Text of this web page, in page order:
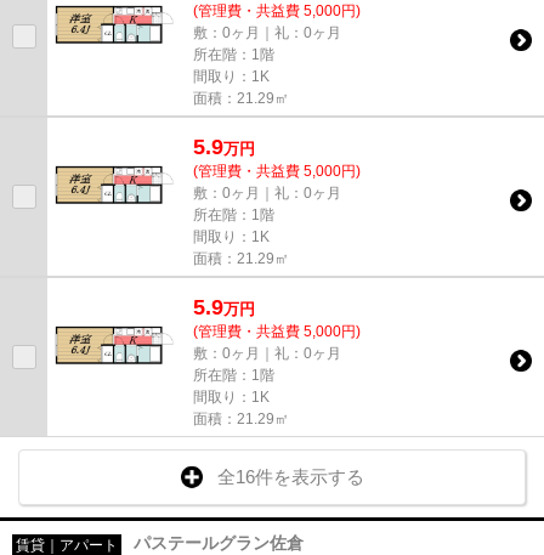
(管理費・共益費 5,000円)
敷：0ヶ月｜礼：0ヶ月
所在階：1階
間取り：1K
面積：21.29㎡
5.9万円
(管理費・共益費 5,000円)
敷：0ヶ月｜礼：0ヶ月
所在階：1階
間取り：1K
面積：21.29㎡
5.9万円
(管理費・共益費 5,000円)
敷：0ヶ月｜礼：0ヶ月
所在階：1階
間取り：1K
面積：21.29㎡
全16件を表示する
賃貸｜アパート パステールグラン佐倉